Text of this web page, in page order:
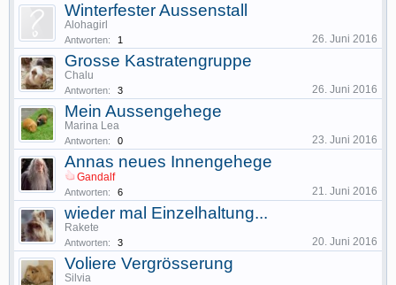
Winterfester Aussenstall
Alohagirl
Antworten: 1 26. Juni 2016
Grosse Kastratengruppe
Chalu
Antworten: 3 26. Juni 2016
Mein Aussengehege
Marina Lea
Antworten: 0 23. Juni 2016
Annas neues Innengehege
Gandalf
Antworten: 6 21. Juni 2016
wieder mal Einzelhaltung...
Rakete
Antworten: 3 20. Juni 2016
Voliere Vergrösserung
Silvia